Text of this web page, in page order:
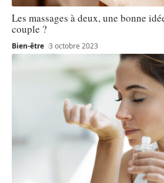
Les massages à deux, une bonne
couple ?
Bien-être 3 octobre 2023